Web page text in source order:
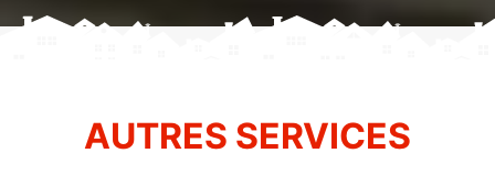
AUTRES SERVICES